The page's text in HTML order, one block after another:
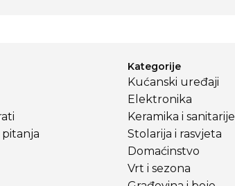
Kategorije
Kućanski uređaji
Elektronika
Keramika i sanitarije
Stolarija i rasvjeta
Domaćinstvo
Vrt i sezona